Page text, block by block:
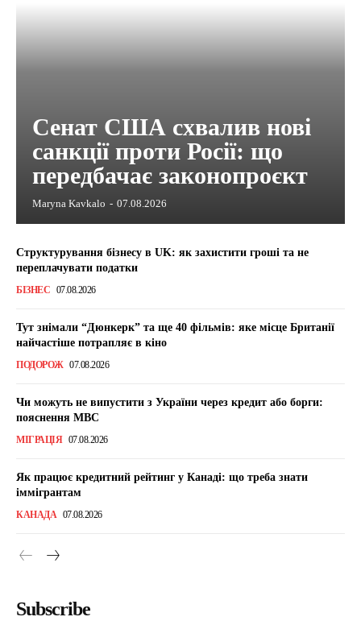
Сенат США схвалив нові
санкції проти Росії: що
передбачає законопроєкт
Maryna Kavkalo - 07.08.2026
Структурування бізнесу в UK: як захистити гроші та не
переплачувати податки
БІЗНЕС 07.08.2026
Тут знімали “Дюнкерк” та ще 40 фільмів: яке місце Британії
найчастіше потрапляє в кіно
ПОДОРОЖ 07.08.2026
Чи можуть не випустити з України через кредит або борги:
пояснення МВС
МІГРАЦІЯ 07.08.2026
Як працює кредитний рейтинг у Канаді: що треба знати
іммігрантам
КАНАДА 07.08.2026
Subscribe